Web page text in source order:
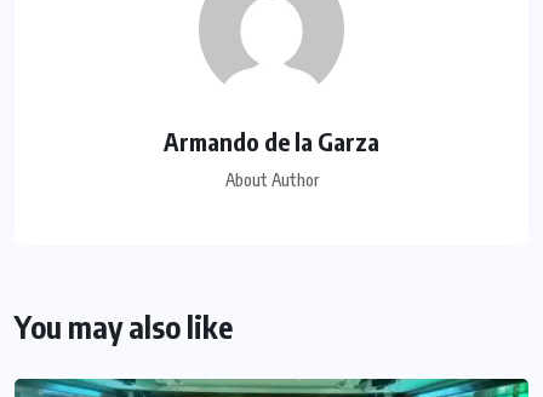
Armando de la Garza
About Author
You may also like